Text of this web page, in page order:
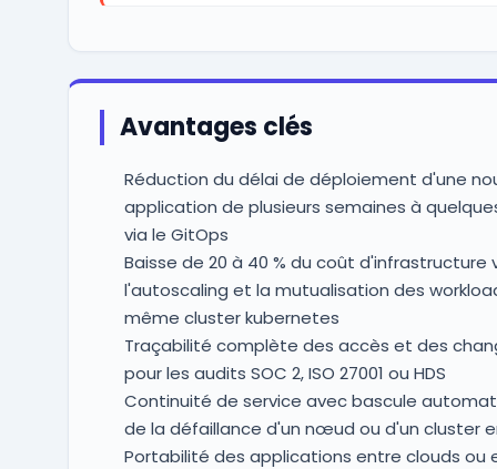
Avantages clés
Réduction du délai de déploiement d'une
application de plusieurs semaines à
via le GitOps
Baisse de 20 à 40 % du coût d'infrastructure
l'autoscaling et la mutualisation des
même cluster kubernetes
Traçabilité complète des accès et des
pour les audits SOC 2, ISO 27001 ou HDS
Continuité de service avec bascule
de la défaillance d'un nœud ou d'un cluster
Portabilité des applications entre clouds ou